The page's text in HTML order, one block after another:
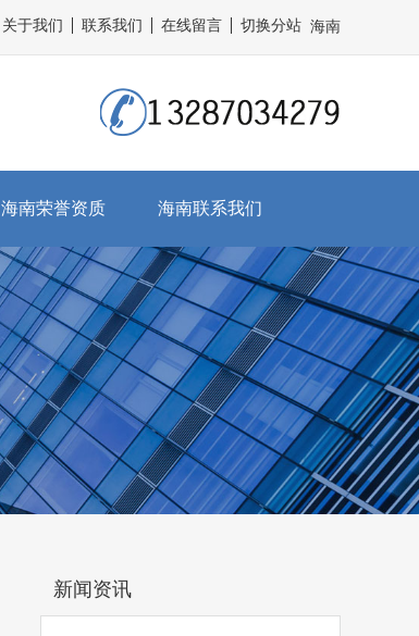
关于我们 联系我们 在线留言 海南
切换分站
海南荣誉资质 海南联系我们
新闻资讯